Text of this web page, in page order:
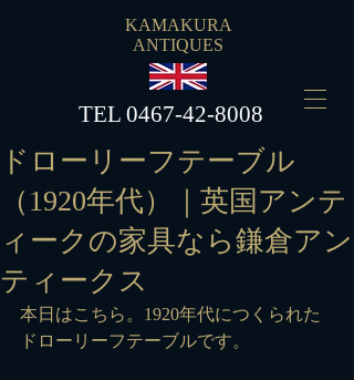
KAMAKURA
ANTIQUES
​TEL 0467-42-8008
ドローリーフテーブル
（1920年代）｜英国アンテ
ィークの家具なら鎌倉アン
ティークス
本日はこちら。1920年代につくられた
ドローリーフテーブルです。